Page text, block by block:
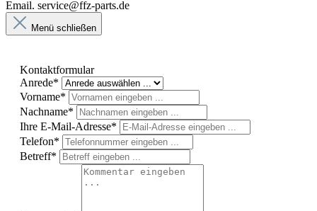
Email. service@ffz-parts.de
Menü schließen
Kontaktformular
Anrede*
Vorname*
Nachname*
Ihre E-Mail-Adresse*
Telefon*
Betreff*